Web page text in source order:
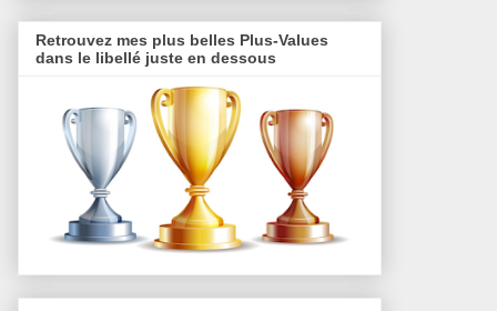
Retrouvez mes plus belles Plus-Values
dans le libellé juste en dessous